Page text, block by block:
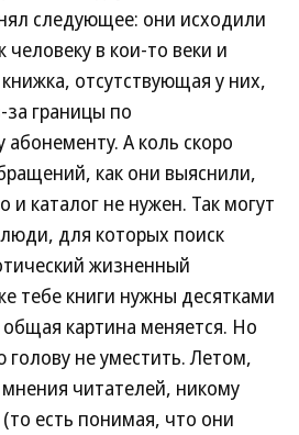
следующее: они исходили
человеку в кои-то веки и
отсутствующая у них,
за границы по
А коль скоро
как они выяснили,
и каталог не нужен. Так могут
для которых поиск
жизненный
тебе книги нужны десятками
картина меняется. Но
голову не уместить. Летом,
читателей, никому
есть понимая, что они